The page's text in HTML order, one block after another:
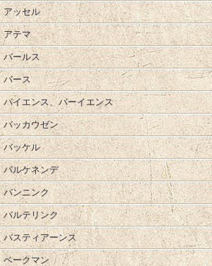
アッセル
アテマ
バールス
バース
バイエンス、バーイエンス
バッカウゼン
バッケル
バルケネンデ
バンニンク
バルテリンク
バスティアーンス
ベークマン